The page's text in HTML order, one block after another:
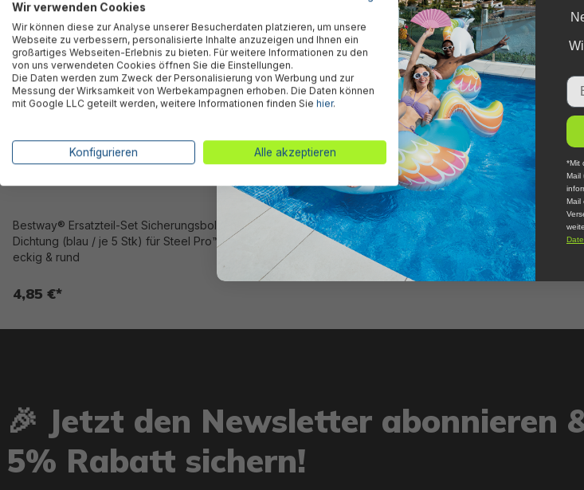
Bestway® Ersatzteil-Set Sicherungsbolzen +
Dichtung (blau / je 5 Stk) für Steel Pro™ Pools,
eckig & rund
4,85 €*
🎉 Jetzt den Newsletter abonnieren
5% Rabatt sichern!
Wir verwenden Cookies
Wir können diese zur Analyse unserer Besucherdaten platzieren, um unsere
Webseite zu verbessern, personalisierte Inhalte anzuzeigen und Ihnen ein
großartiges Webseiten-Erlebnis zu bieten. Für weitere Informationen zu den
von uns verwendeten Cookies öffnen Sie die Einstellungen.
Die Daten werden zum Zweck der Personalisierung von Werbung und zur
Messung der Wirksamkeit von Werbekampagnen erhoben. Die Daten können
mit Google LLC geteilt werden, weitere Informationen finden Sie hier.
Konfigurieren Alle akzeptieren
*Mit
Mail
Mail